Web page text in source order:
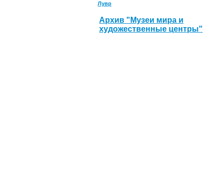
Лувр
Архив "Музеи мира и
художественные центры"